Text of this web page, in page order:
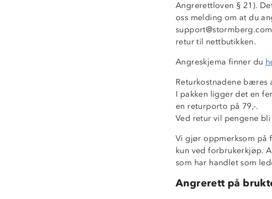
Angrerettloven § 21).
oss melding om at du
retur til nettbutikken.
Angreskjema finner du
Returkostnadene bæres
I pakken ligger det en
en returporto på 79,-.
Ved retur vil pengene
Vi gjør oppmerksom på
kun ved forbrukerkjøp.
som har handlet som
Angrerett på